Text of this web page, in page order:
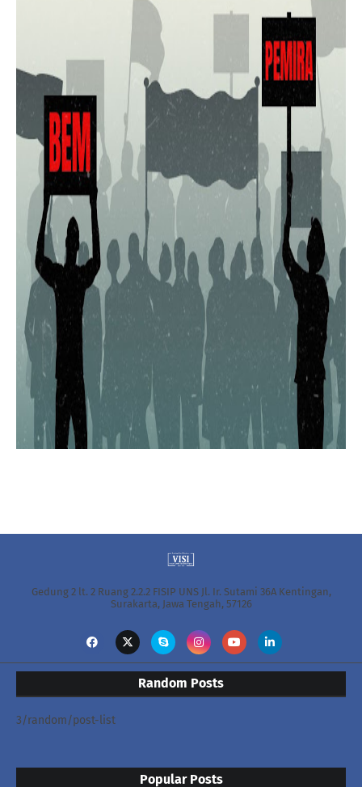
Gedung 2 lt. 2 Ruang 2.2.2 FISIP UNS Jl. Ir. Sutami 36A Kentingan,
Surakarta, Jawa Tengah, 57126
Random Posts
3/random/post-list
Popular Posts